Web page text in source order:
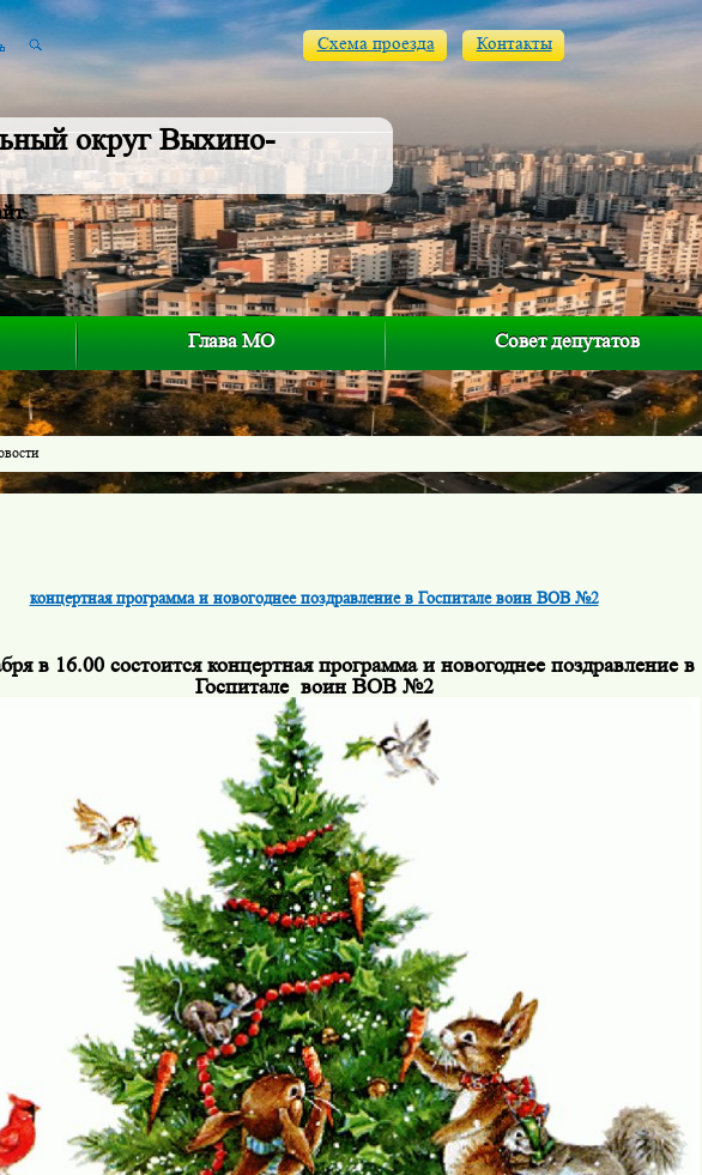
округ Выхино-
Схема проезда Контакты
Глава МО Совет депутатов
концертная программа и новогоднее поздравление в Госпитале воин ВОВ №2
в 16.00 состоится концертная программа и новогоднее поздравление в
Госпитале воин ВОВ №2